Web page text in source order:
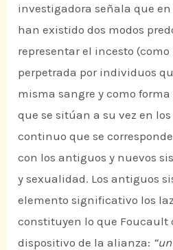
investigadora señala que
han existido dos modos
representar el incesto
perpetrada por individuos
misma sangre y como
que se sitúan a su vez en
continuo que se
con los antiguos y nuevos
y sexualidad. Los antiguos
elemento significativo los
constituyen lo que Foucault
dispositivo de la alianza: